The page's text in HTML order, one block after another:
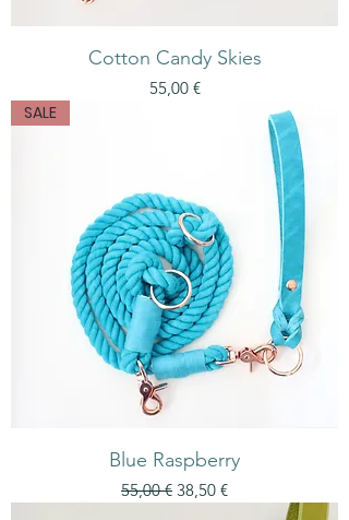
Cotton Candy Skies
Preis
55,00 €
SALE
Blue Raspberry
Standardpreis
55,00 € Sale-Preis
38,50 €